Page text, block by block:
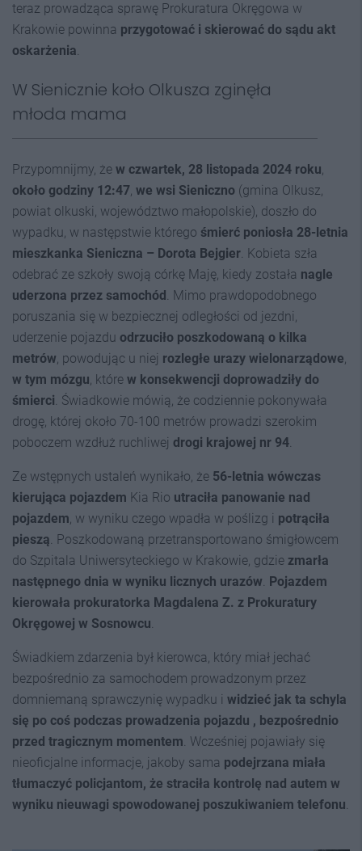
teraz prowadząca sprawę Prokuratura Okręgowa w
Krakowie powinna przygotować i skierować do sądu akt
oskarżenia.
W Sienicznie koło Olkusza zginęła
młoda mama
Przypomnijmy, że w czwartek, 28 listopada 2024 roku,
około godziny 12:47, we wsi Sieniczno (gmina Olkusz,
powiat olkuski, województwo małopolskie), doszło do
wypadku, w następstwie którego śmierć poniosła 28-letnia
mieszkanka Sieniczna – Dorota Bejgier. Kobieta szła
odebrać ze szkoły swoją córkę Maję, kiedy została nagle
uderzona przez samochód. Mimo prawdopodobnego
poruszania się w bezpiecznej odległości od jezdni,
uderzenie pojazdu odrzuciło poszkodowaną o kilka
metrów, powodując u niej rozległe urazy wielonarządowe,
w tym mózgu, które w konsekwencji doprowadziły do
śmierci. Świadkowie mówią, że codziennie pokonywała
drogę, której około 70-100 metrów prowadzi szerokim
poboczem wzdłuż ruchliwej drogi krajowej nr 94.
Ze wstępnych ustaleń wynikało, że 56-letnia wówczas
kierująca pojazdem Kia Rio utraciła panowanie nad
pojazdem, w wyniku czego wpadła w poślizg i potrąciła
pieszą. Poszkodowaną przetransportowano śmigłowcem
do Szpitala Uniwersyteckiego w Krakowie, gdzie zmarła
następnego dnia w wyniku licznych urazów. Pojazdem
kierowała prokuratorka Magdalena Z. z Prokuratury
Okręgowej w Sosnowcu.
Świadkiem zdarzenia był kierowca, który miał jechać
bezpośrednio za samochodem prowadzonym przez
domniemaną sprawczynię wypadku i widzieć jak ta schyla
się po coś podczas prowadzenia pojazdu , bezpośrednio
przed tragicznym momentem. Wcześniej pojawiały się
nieoficjalne informacje, jakoby sama podejrzana miała
tłumaczyć policjantom, że straciła kontrolę nad autem w
wyniku nieuwagi spowodowanej poszukiwaniem telefonu.